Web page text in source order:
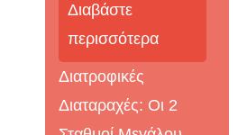
Διαβάστε
περισσότερα
Διατροφικές
Διαταραχές: Οι 2